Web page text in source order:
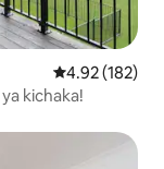
Ukadiriaji wa
4.92 (182)
kichaka!